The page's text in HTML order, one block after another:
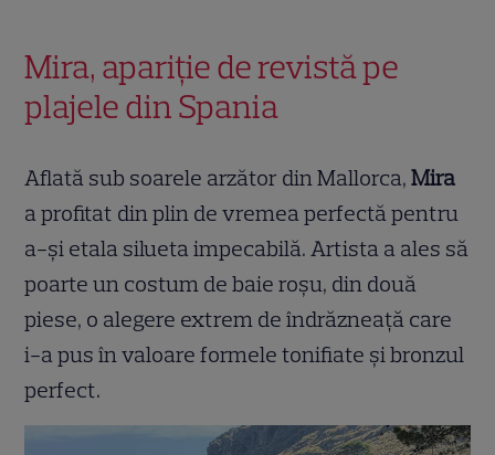
Mira, apariție de revistă pe
plajele din Spania
Aflată sub soarele arzător din Mallorca,Mira
a profitat din plin de vremea perfectă pentru
a-și etala silueta impecabilă. Artista a ales să
poarte un costum de baie roșu, din două
piese, o alegere extrem de îndrăzneață care
i-a pus în valoare formele tonifiate și bronzul
perfect.